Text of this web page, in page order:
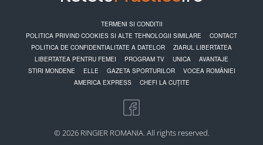
TERMENI SI CONDITII
POLITICA PRIVIND COOKIES SI ALTE TEHNOLOGII SIMILARE
CONTACT
POLITICA DE CONFIDENTIALITATE A DATELOR
ZIARUL LIBERTATEA
LIBERTATEA PENTRU FEMEI
PROGRAM TV UNICA
AVANTAJE
STIRI MONDENE
ELLE GAZETA SPORTURILOR
VOCEA ROMÂNIEI
AMERICA EXPRESS
CHEFI LA CUȚITE
© 2026 RINGIER ROMANIA. All rights reserved.